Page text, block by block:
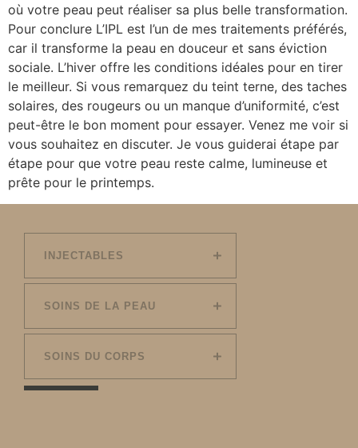
où votre peau peut réaliser sa plus belle transformation.
Pour conclure L’IPL est l’un de mes traitements préférés,
car il transforme la peau en douceur et sans éviction
sociale. L’hiver offre les conditions idéales pour en tirer
le meilleur. Si vous remarquez du teint terne, des taches
solaires, des rougeurs ou un manque d’uniformité, c’est
peut-être le bon moment pour essayer. Venez me voir si
vous souhaitez en discuter. Je vous guiderai étape par
étape pour que votre peau reste calme, lumineuse et
prête pour le printemps.
INJECTABLES
SOINS DE LA PEAU
SOINS DU CORPS